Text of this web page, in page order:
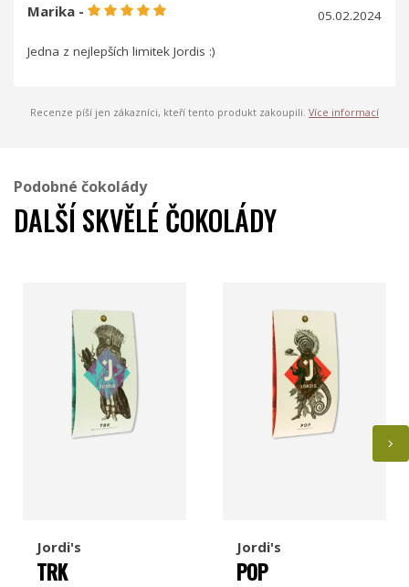
Marika - 05.02.2024
Jedna z nejlepších limitek Jordis :)
Recenze píší jen zákazníci, kteří tento produkt zakoupili. Více informací
Podobné čokolády
DALŠÍ SKVĚLÉ ČOKOLÁDY
Jordi's
TRK
Jordi's
POP